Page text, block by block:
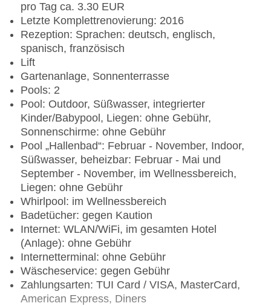
pro Tag ca. 3.30 EUR
Letzte Komplettrenovierung: 2016
Rezeption: Sprachen: deutsch, englisch,
spanisch, französisch
Lift
Gartenanlage, Sonnenterrasse
Pools: 2
Pool: Outdoor, Süßwasser, integrierter
Kinder/Babypool, Liegen: ohne Gebühr,
Sonnenschirme: ohne Gebühr
Pool „Hallenbad“: Februar - November, Indoor,
Süßwasser, beheizbar: Februar - Mai und
September - November, im Wellnessbereich,
Liegen: ohne Gebühr
Whirlpool: im Wellnessbereich
Badetücher: gegen Kaution
Internet: WLAN/WiFi, im gesamten Hotel
(Anlage): ohne Gebühr
Internetterminal: ohne Gebühr
Wäscheservice: gegen Gebühr
Zahlungsarten: TUI Card / VISA, MasterCard,
American Express, Diners